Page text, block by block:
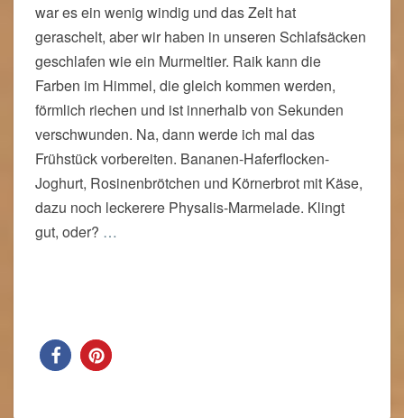
war es ein wenig windig und das Zelt hat
geraschelt, aber wir haben in unseren Schlafsäcken
geschlafen wie ein Murmeltier. Raik kann die
Farben im Himmel, die gleich kommen werden,
förmlich riechen und ist innerhalb von Sekunden
verschwunden. Na, dann werde ich mal das
Frühstück vorbereiten. Bananen-Haferflocken-
Joghurt, Rosinenbrötchen und Körnerbrot mit Käse,
dazu noch leckerere Physalis-Marmelade. Klingt
gut, oder? …